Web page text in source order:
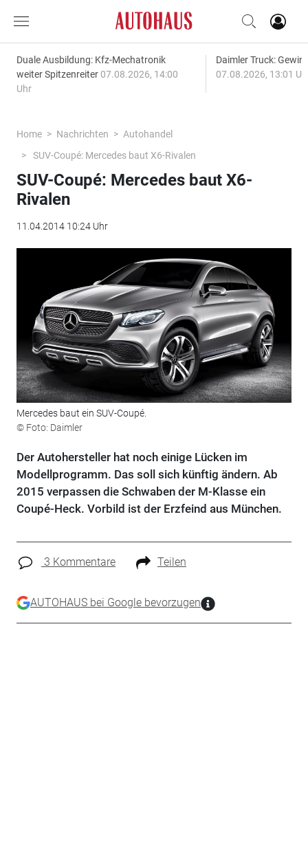
Duale Ausbildung: Kfz-Mechatronik
weiter Spitzenreiter 07.08.2026, 14:00
Uhr
Daimler Truck:
07.08.2026, 13:01
Home Nachrichten
Autohandel
SUV-Coupé: Mercedes baut X6-Rivalen
SUV-Coupé: Mercedes baut X6-
Rivalen
11.04.2014 10:24 Uhr
Mercedes baut ein SUV-Coupé.
© Foto: Daimler
Der Autohersteller hat noch einige Lücken im
Modellprogramm. Das soll sich künftig ändern. Ab
2015 verpassen die Schwaben der M-Klasse ein
Coupé-Heck. Vorbild ist der Erzfeind aus München.
3 Kommentare Teilen
AUTOHAUS bei Google bevorzugen